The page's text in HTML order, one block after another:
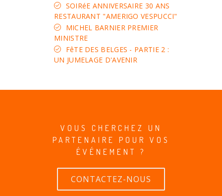
SOIRéE ANNIVERSAIRE 30 ANS
RESTAURANT "AMERIGO VESPUCCI"
MICHEL BARNIER PREMIER
MINISTRE
FêTE DES BELGES - PARTIE 2 :
UN JUMELAGE D'AVENIR
VOUS CHERCHEZ UN
PARTENAIRE POUR VOS
ÉVÉNEMENT ?
CONTACTEZ-NOUS